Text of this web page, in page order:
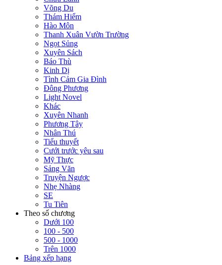
Võng Du
Thám Hiểm
Hào Môn
Thanh Xuân Vườn Trường
Ngọt Sủng
Xuyên Sách
Báo Thù
Kinh Dị
Tình Cảm Gia Đình
Đông Phương
Light Novel
Khác
Xuyên Nhanh
Phương Tây
Nhân Thú
Tiểu thuyết
Cưới trước yêu sau
Mỹ Thực
Sảng Văn
Truyện Ngược
Nhẹ Nhàng
SE
Tu Tiên
Theo số chương
Dưới 100
100 - 500
500 - 1000
Trên 1000
Bảng xếp hạng